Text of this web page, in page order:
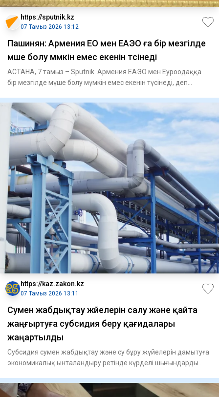
https://sputnik.kz
07 Тамыз 2026 13:12
Пашинян: Армения ЕО мен ЕАЭО ға бір мезгілде
мүше болу мүмкін емес екенін түсінеді
АСТАНА, 7 тамыз – Sputnik. Армения ЕАЭО мен Еуроодаққа
бір мезгілде мүше болу мүмкін емес екенін түсінеді, деп
https://kaz.zakon.kz
07 Тамыз 2026 13:11
Сумен жабдықтау жүйелерін салу және қайта
жаңғыртуға субсидия беру қағидалары
жаңартылды
Субсидия сумен жабдықтау және су бұру жүйелерін дамытуға
экономикалық ынталандыру ретінде күрделі шығындарды